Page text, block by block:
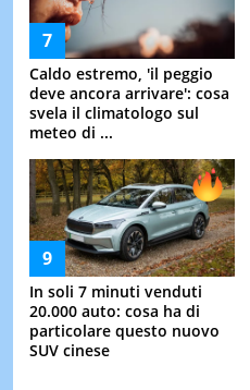
Caldo estremo, 'il peggio
deve ancora arrivare': cosa
svela il climatologo sul
meteo di ...
In soli 7 minuti venduti
20.000 auto: cosa ha di
particolare questo nuovo
SUV cinese